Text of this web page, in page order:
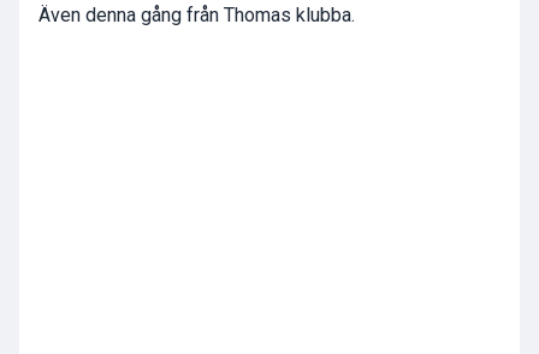
Även denna gång från Thomas klubba.